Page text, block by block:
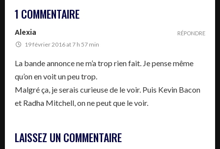
1 COMMENTAIRE
Alexia
19 février 2016 at 7 h 57 min
La bande annonce ne m’a trop rien fait. Je pense même
qu’on en voit un peu trop.
Malgré ça, je serais curieuse de le voir. Puis Kevin Bacon
et Radha Mitchell, on ne peut que le voir.
RÉPONDRE
LAISSEZ UN COMMENTAIRE